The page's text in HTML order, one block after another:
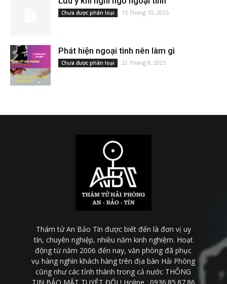
Chưa được phân loại 15 Tháng 10, 2025
Phát hiện ngoại tình nên làm gì
Chưa được phân loại 22 Tháng 8, 2025
Thám tử An Bảo Tín được biết đến là đơn vị uy
tín, chuyên nghiệp, nhiều năm kinh nghiệm. Hoạt
động từ năm 2006 đến nay, văn phòng đã phục
vụ hàng nghìn khách hàng trên địa bàn Hải Phòng
cũng như các tỉnh thành trong cả nước THÔNG
TIN BẢO MẬT TUYỆT ĐỐI ! Holine : 0936.85.87.86